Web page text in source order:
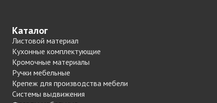
Каталог
Листовой материал
Кухонные комплектующие
Кромочные материалы
Ручки мебельные
Крепеж для производства мебели
Системы выдвижения